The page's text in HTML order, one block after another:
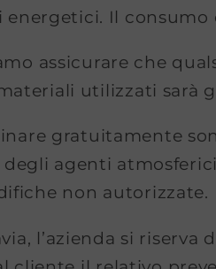
Il consumo
assicurare che
utilizzati sarà
gratuitamente
agenti
non autorizzate.
l’azienda si riserva